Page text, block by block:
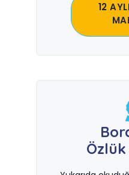
12
Özlük